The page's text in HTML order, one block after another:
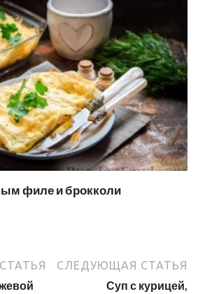
филе и брокколи
СЛЕДУЮЩАЯ СТАТЬЯ
Суп с курицей,